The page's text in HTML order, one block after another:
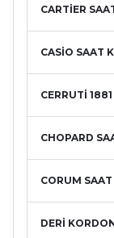
CARTİER
CASİO SAAT
CERRUTİ
CHOPARD
CORUM
DERİ